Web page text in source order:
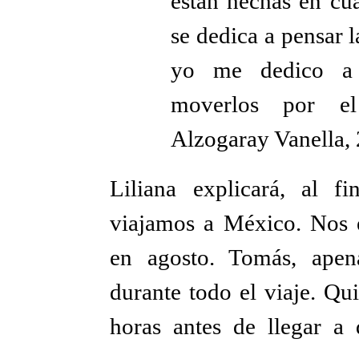
se dedica a
yo me dedico a
moverlos por
Alzogaray Vanella,
Liliana explicará, al
viajamos a México. Nos
en agosto. Tomás,
durante todo el viaje.
horas antes de llegar a